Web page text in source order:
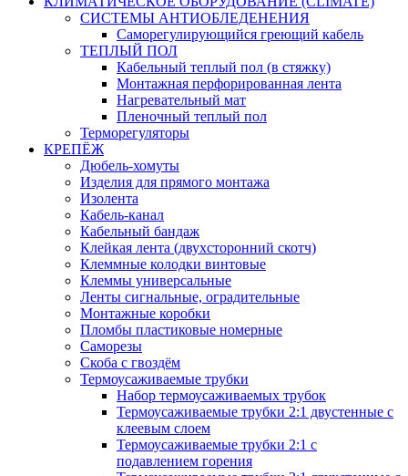
СИСТЕМЫ АНТИОБЛЕДЕНЕНИЯ
Саморегулирующийся греющий кабель
ТЕПЛЫЙ ПОЛ
Кабельный теплый пол (в стяжку)
Монтажная перфорированная лента
Нагревательный мат
Пленочный теплый пол
Терморегуляторы
КРЕПЁЖ
Дюбель-хомуты
Изделия для прямого монтажа
Изолента
Кабель-канал
Кабельный бандаж
Клейкая лента (двухсторонний скотч)
Клеммные колодки винтовые
Клеммы универсальные
Ленты сигнальные, оградительные
Монтажные коробки
Пломбы пластиковые номерные
Саморезы
Скоба с гвоздём
Термоусаживаемые трубки
Набор термоусаживаемых трубок
Термоусаживаемые трубки 2:1 двустенные с
клеевым слоем
Термоусаживаемые трубки 2:1 с
подавлением горения